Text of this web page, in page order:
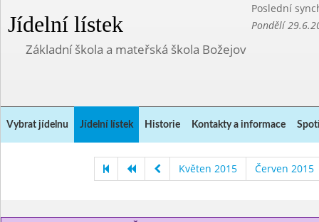
Jídelní lístek
Poslední
Pondělí
Základní škola a mateřská škola Božejov
Vybrat jídelnu Jídelní lístek Historie Kontakty a informace
Květen 2015 Červen 2015